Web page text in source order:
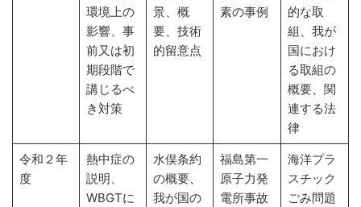
環境上の
影響、事
前又は初
期段階で
講じるべ
き対策
景、概
要、技術
的留意点
素の事例
的な取
組、我が
国におけ
る取組の
概要、関
連する法
律
令和２年
度
熱中症の
説明、
WBGTに
水俣条約
の概要、
我が国の
福島第一
原子力発
電所事故
海洋プラ
スチック
ごみ問題